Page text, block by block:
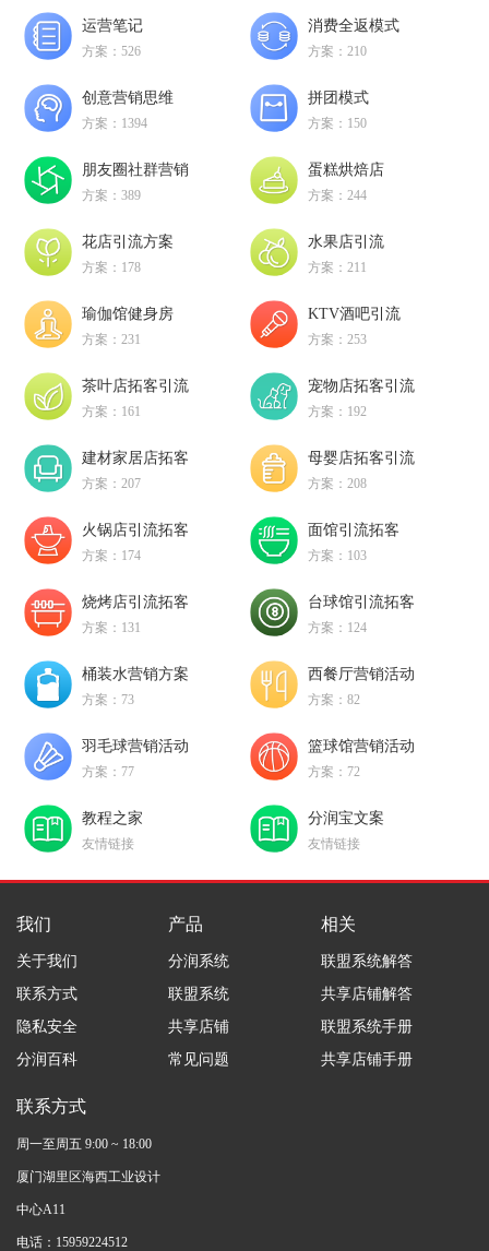
运营笔记
方案：526
消费全返模式
方案：210
创意营销思维
方案：1394
拼团模式
方案：150
朋友圈社群营销
方案：389
蛋糕烘焙店
方案：244
花店引流方案
方案：178
水果店引流
方案：211
瑜伽馆健身房
方案：231
KTV酒吧引流
方案：253
茶叶店拓客引流
方案：161
宠物店拓客引流
方案：192
建材家居店拓客
方案：207
母婴店拓客引流
方案：208
火锅店引流拓客
方案：174
面馆引流拓客
方案：103
烧烤店引流拓客
方案：131
台球馆引流拓客
方案：124
桶装水营销方案
方案：73
西餐厅营销活动
方案：82
羽毛球营销活动
方案：77
篮球馆营销活动
方案：72
教程之家
友情链接
分润宝文案
友情链接
我们
关于我们
联系方式
隐私安全
分润百科
产品
分润系统
联盟系统
共享店铺
常见问题
相关
联盟系统解答
共享店铺解答
联盟系统手册
共享店铺手册
联系方式
周一至周五 9:00 ~ 18:00
厦门湖里区海西工业设计
中心A11
电话：15959224512